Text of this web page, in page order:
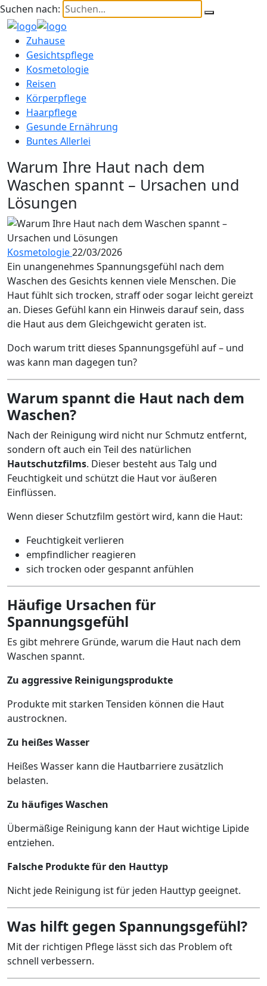
Suchen nach:
Zuhause
Gesichtspflege
Kosmetologie
Reisen
Körperpflege
Haarpflege
Gesunde Ernährung
Buntes Allerlei
Warum Ihre Haut nach dem
Waschen spannt – Ursachen und
Lösungen
Kosmetologie22/03/2026
Ein unangenehmes Spannungsgefühl nach dem
Waschen des Gesichts kennen viele Menschen. Die
Haut fühlt sich trocken, straff oder sogar leicht gereizt
an. Dieses Gefühl kann ein Hinweis darauf sein, dass
die Haut aus dem Gleichgewicht geraten ist.
Doch warum tritt dieses Spannungsgefühl auf – und
was kann man dagegen tun?
Warum spannt die Haut nach dem
Waschen?
Nach der Reinigung wird nicht nur Schmutz entfernt,
sondern oft auch ein Teil des natürlichen
Hautschutzfilms. Dieser besteht aus Talg und
Feuchtigkeit und schützt die Haut vor äußeren
Einflüssen.
Wenn dieser Schutzfilm gestört wird, kann die Haut:
Feuchtigkeit verlieren
empfindlicher reagieren
sich trocken oder gespannt anfühlen
Häufige Ursachen für
Spannungsgefühl
Es gibt mehrere Gründe, warum die Haut nach dem
Waschen spannt.
Zu aggressive Reinigungsprodukte
Produkte mit starken Tensiden können die Haut
austrocknen.
Zu heißes Wasser
Heißes Wasser kann die Hautbarriere zusätzlich
belasten.
Zu häufiges Waschen
Übermäßige Reinigung kann der Haut wichtige Lipide
entziehen.
Falsche Produkte für den Hauttyp
Nicht jede Reinigung ist für jeden Hauttyp geeignet.
Was hilft gegen Spannungsgefühl?
Mit der richtigen Pflege lässt sich das Problem oft
schnell verbessern.